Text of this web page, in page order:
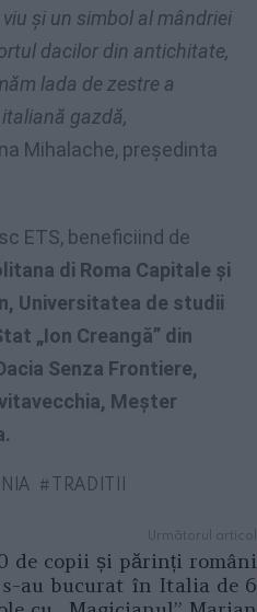
și un simbol al mândriei
dacilor din antichitate,
lada de zestre a
gazdă,
Mihalache, președinta
ETS, beneficiind de
di Roma Capitale și
Universitatea de studii
„Ion Creangă” din
Senza Frontiere,
Meșter
TRADITII
Următorul articol
de copii și părinți români
s-au bucurat în Italia de 6